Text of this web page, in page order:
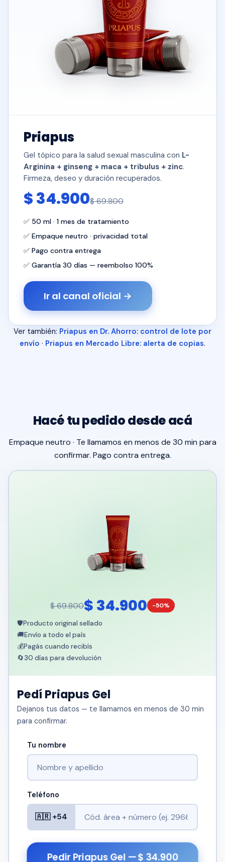
Priapus
Gel tópico para la salud sexual masculina con L-
Arginina + ginseng + maca + tribulus + zinc.
Firmeza, deseo y duración recuperados.
$ 34.900$ 69.800
✅ 50 ml · 1 mes de tratamiento
✅ Empaque neutro · privacidad total
✅ Pago contra entrega
✅ Garantía 30 días — reembolso 100%
Ir al canal oficial →
Ver también: Priapus en Dr. Ahorro: control de lote por
envío · Priapus en Mercado Libre: alerta de copias.
Hacé tu pedido desde acá
Empaque neutro · Te llamamos en menos de 30 min para
confirmar. Pago contra entrega.
$ 69.800$ 34.900 -50%
🛡️Producto original sellado
🚚Envío a todo el país
💰Pagás cuando recibís
🔄30 días para devolución
Pedí Priapus Gel
Dejanos tus datos — te llamamos en menos de 30 min
para confirmar.
Tu nombre
Teléfono
🇦🇷 +54
Pedir Priapus Gel — $ 34.900